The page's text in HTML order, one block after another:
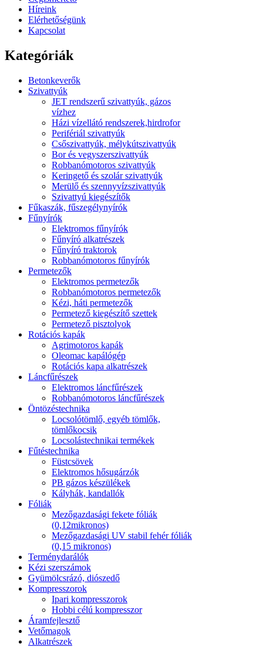
Híreink
Elérhetőségünk
Kapcsolat
Kategóriák
Betonkeverők
Szivattyúk
JET rendszerű szivattyúk, gázos
vízhez
Házi vízellátó rendszerek,hirdrofor
Perifériál szivattyúk
Csőszivattyúk, mélykútszivattyúk
Bor és vegyszerszivattyúk
Robbanómotoros szivattyúk
Keringető és szolár szivattyúk
Merülő és szennyvízszivattyúk
Szivattyú kiegészítők
Fűkaszák, fűszegélynyírók
Fűnyírók
Elektromos fűnyírók
Fűnyíró alkatrészek
Fűnyíró traktorok
Robbanómotoros fűnyírók
Permetezők
Elektromos permetezők
Robbanómotoros permetezők
Kézi, háti permetezők
Permetező kiegészítő szettek
Permetező pisztolyok
Rotációs kapák
Agrimotoros kapák
Oleomac kapálógép
Rotációs kapa alkatrészek
Láncfűrészek
Elektromos láncfűrészek
Robbanómotoros láncfűrészek
Öntözéstechnika
Locsolótömlő, egyéb tömlők,
tömlőkocsik
Locsolástechnikai termékek
Fűtéstechnika
Füstcsövek
Elektromos hősugárzók
PB gázos készülékek
Kályhák, kandallók
Fóliák
Mezőgazdasági fekete fóliák
(0,12mikronos)
Mezőgazdasági UV stabil fehér fóliák
(0,15 mikronos)
Terménydarálók
Kézi szerszámok
Gyümölcsrázó, diószedő
Kompresszorok
Ipari kompresszorok
Hobbi célú kompresszor
Áramfejlesztő
Vetőmagok
Alkatrészek